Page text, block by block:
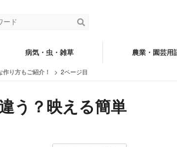
病気・虫・雑草 農業・園芸用
り方もご紹介！ 2ページ目
う？映える簡単